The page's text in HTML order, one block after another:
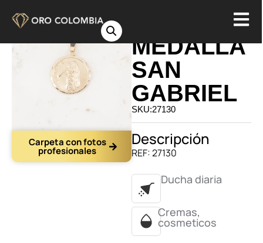
Carpeta con fotos
profesionales
MEDALLA
SAN
GABRIEL
SKU:27130
Descripción
REF: 27130
Ducha diaria
Cremas,
cosmeticos